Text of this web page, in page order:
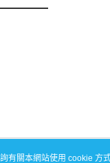
有關本網站使用 cookie 方